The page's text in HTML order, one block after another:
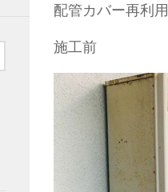
配管カバー再利用
施工前